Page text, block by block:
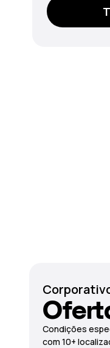
Condições
com 10+